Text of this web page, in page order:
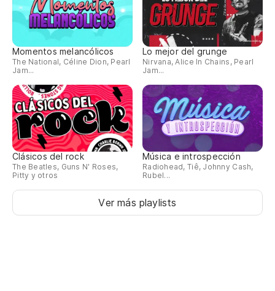
Momentos melancólicos
The National, Céline Dion, Pearl
Jam...
Lo mejor del grunge
Nirvana, Alice In Chains, Pearl
Jam...
Clásicos del rock
The Beatles, Guns N' Roses,
Pitty y otros
Música e introspección
Radiohead, Tiê, Johnny Cash,
Rubel...
Ver más playlists